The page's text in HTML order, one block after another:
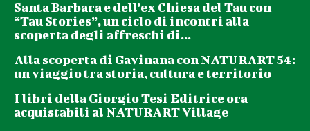
Santa Barbara e dell’ex Chiesa del Tau con
“Tau Stories”, un ciclo di incontri alla
scoperta degli affreschi di...
Alla scoperta di Gavinana con NATURART 54:
un viaggio tra storia, cultura e territorio
I libri della Giorgio Tesi Editrice ora
acquistabili al NATURART Village